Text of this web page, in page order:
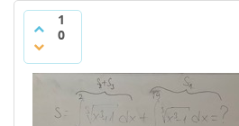
1
0